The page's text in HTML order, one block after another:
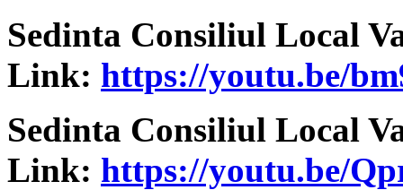
Sedinta Consiliul Local
Link: https://youtu.be/
Sedinta Consiliul Local
Link: https://youtu.be/